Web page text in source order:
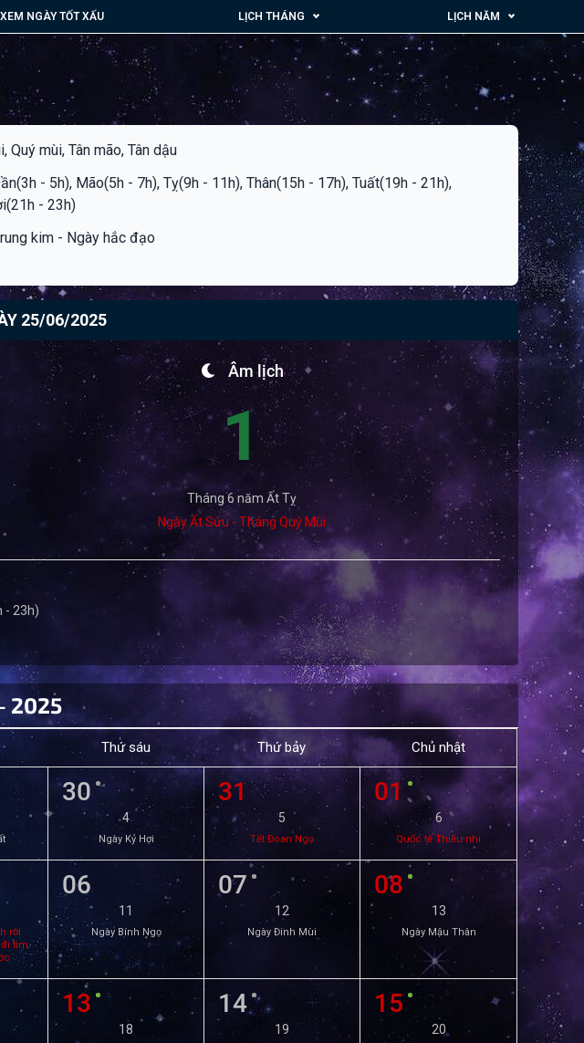
XEM NGÀY TỐT XẤU LỊCH THÁNG LỊCH NĂM
Quý mùi, Tân mão, Tân dậu
- 5h), Mão(5h - 7h), Tỵ(9h - 11h), Thân(15h - 17h), Tuất(19h - 21h),
- 23h)
kim - Ngày hắc đạo
25/06/2025
Âm lịch
1
Tháng 6 năm Ất Tỵ
Ngày Ất Sửu - Tháng Quý Mùi
- 23h)
2025
Thứ sáu Thứ bảy Chủ nhật
30
4
Ngày Kỷ Hợi
31
5
Tết Đoan Ngọ
01
6
Quốc tế Thiếu nhi
rời
đi tìm
06
11
Ngày Bính Ngọ
07
12
Ngày Đinh Mùi
08
13
Ngày Mậu Thân
13
18
14
19
15
20